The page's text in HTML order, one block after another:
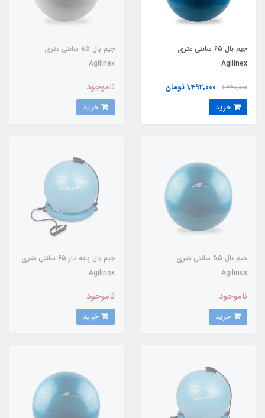
جیم بال 65 سانتی متری
Agilinex
1,640,000 1,492,000 تومان
جیم بال 85 سانتی متری
Agilinex
ناموجود
جیم بال 55 سانتی متری
Agilinex
ناموجود
جيم بال پايه دار 65 سانتي متري
Agilinex
ناموجود